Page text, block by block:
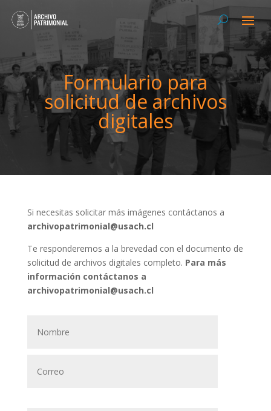
Formulario para
solicitud de archivos
digitales
Si necesitas solicitar más imágenes contáctanos a
archivopatrimonial@usach.cl
Te responderemos a la brevedad con el documento de
solicitud de archivos digitales completo. Para más
información contáctanos a
archivopatrimonial@usach.cl